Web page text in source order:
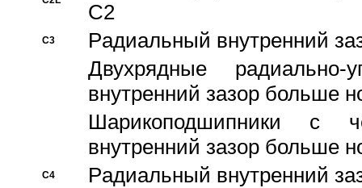
C2
C3
Pадиальный внутренний
Двухрядные радиально-
внутренний зазор больше
Шарикоподшипники с
внутренний зазор больше
C4
Pадиальный внутренний